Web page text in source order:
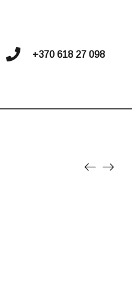
+370 618 27 098